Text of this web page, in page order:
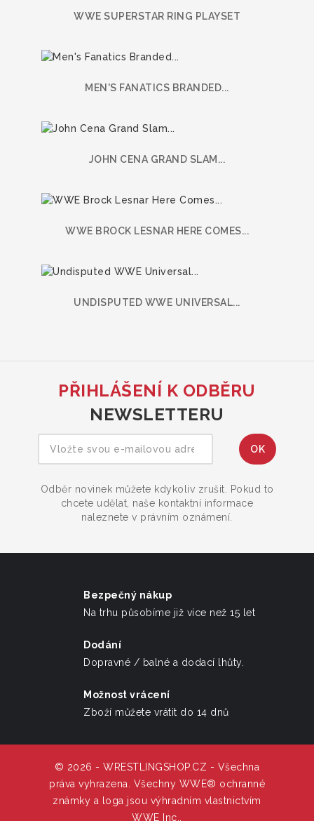
WWE SUPERSTAR RING PLAYSET
MEN'S FANATICS BRANDED...
JOHN CENA GRAND SLAM...
WWE BROCK LESNAR HERE COMES...
UNDISPUTED WWE UNIVERSAL...
PŘIHLÁŠENÍ K ODBĚRU
NEWSLETTERU
Odběr novinek můžete kdykoliv zrušit. Pokud to
chcete udělat, naše kontaktní informace
naleznete v právním oznámení.
Bezpečný nákup
Na trhu působíme již více než 15 let
Dodání
Dopravné / balné a dodací lhůty.
Možnost vrácení
Zboží můžete vrátit do 14 dnů
© 2026 - WRESTLINGSHOP.CZ - Všechna
práva vyhrazena. Všechny WWE® ochranné
známky a loga jsou výhradním vlastnictvím
WWE Inc,.